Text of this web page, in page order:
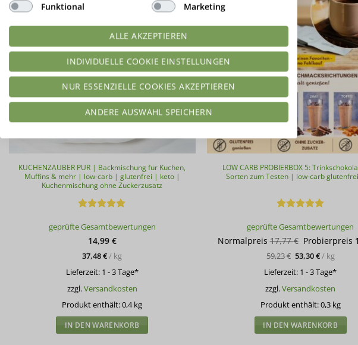
KUCHENZAUBER PUR | Backmischung für Kuchen,
Muffins & mehr | low-carb | glutenfrei | keto |
Kuchenmischung ohne Zuckerzusatz
mit4.94
von 5
geprüfte Gesamtbewertungen
14,99 €
37,48€/ kg
Lieferzeit: 1 - 3 Tage*
zzgl.Versandkosten
Produkt enthält: 0,4kg
IN DEN WARENKORB
LOW CARB PROBIERBOX 5:
Sorten zum Testen | low-carb
mit5von
5
geprüfte Gesamtbewertungen
Normalpreis 17,77€
war:
Probierpreis
59,23€ 53,30€/ kg
Lieferzeit: 1 - 3 Tage*
zzgl.Versandkosten
Produkt enthält: 0,3 kg
IN DEN WARENKORB
Funktional
Marketing
ALLE AKZEPTIEREN
INDIVIDUELLE COOKIE EINSTELLUNGEN
NUR ESSENZIELLE COOKIES AKZEPTIEREN
ANDERE AUSWAHL SPEICHERN